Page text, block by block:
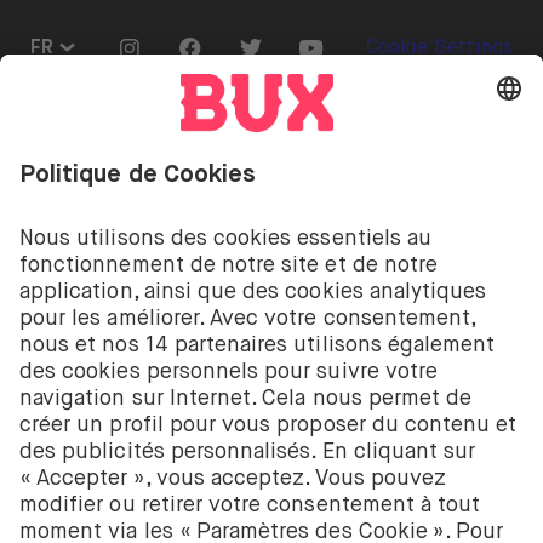
FR
Ouvrir le menu de changement de langue
Go to "Instagram"
Go to "Facebook"
Go to "Twitter"
Go to "Youtube"
Cookie Settings
Investir comporte des risques. Tu peux perdre ton
dépôt.
Les services d’investissement de BUX pour les
actions et les ETF sont fournis par BUX B.V. BUX B.V.
est enregistré auprès de la Chambre de commerce
néerlandaise à Amsterdam sous le numéro
58403949. BUX B.V. est autorisé et réglementé par
l’Autorité néerlandaise des marchés financiers
(Autoriteit Financiële Markten – AFM).
BUX B.V. ne fournit pas de conseils d’investissement
et les investisseurs individuels doivent prendre leurs
propres décisions ou chercher des conseils